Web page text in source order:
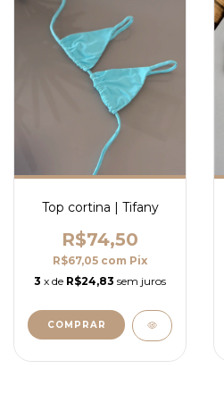
Top cortina | Tifany
R$74,50
R$67,05 com Pix
3 x de R$24,83 sem juros
COMPRAR